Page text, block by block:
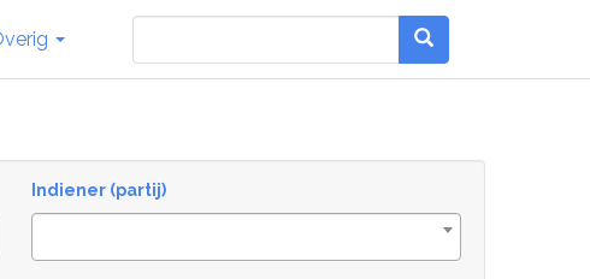
Indiener (partij)